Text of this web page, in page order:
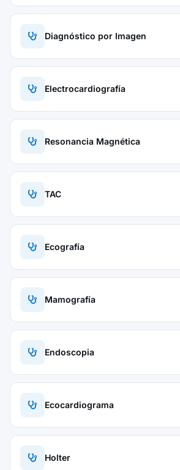
Diagnóstico por Imagen
Electrocardiografía
Resonancia Magnética
TAC
Ecografía
Mamografía
Endoscopia
Ecocardiograma
Holter